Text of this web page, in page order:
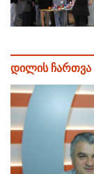
დილის ჩართვა